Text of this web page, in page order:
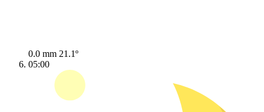
0.0 mm 21.1º
05:00